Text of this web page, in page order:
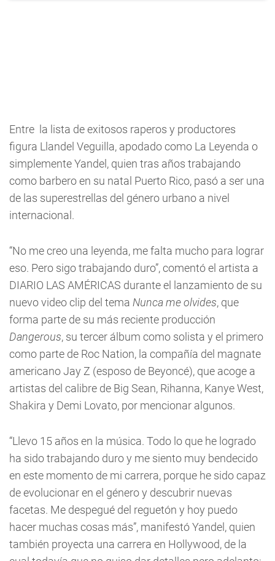
Entre la lista de exitosos raperos y productores
figura Llandel Veguilla, apodado como La Leyenda o
simplemente Yandel, quien tras años trabajando
como barbero en su natal Puerto Rico, pasó a ser una
de las superestrellas del género urbano a nivel
internacional.
“No me creo una leyenda, me falta mucho para lograr
eso. Pero sigo trabajando duro”, comentó el artista a
DIARIO LAS AMÉRICAS durante el lanzamiento de su
nuevo video clip del tema Nunca me olvides, que
forma parte de su más reciente producción
Dangerous, su tercer álbum como solista y el primero
como parte de Roc Nation, la compañía del magnate
americano Jay Z (esposo de Beyoncé), que acoge a
artistas del calibre de Big Sean, Rihanna, Kanye West,
Shakira y Demi Lovato, por mencionar algunos.
“Llevo 15 años en la música. Todo lo que he logrado
ha sido trabajando duro y me siento muy bendecido
en este momento de mi carrera, porque he sido capaz
de evolucionar en el género y descubrir nuevas
facetas. Me despegué del reguetón y hoy puedo
hacer muchas cosas más”, manifestó Yandel, quien
también proyecta una carrera en Hollywood, de la